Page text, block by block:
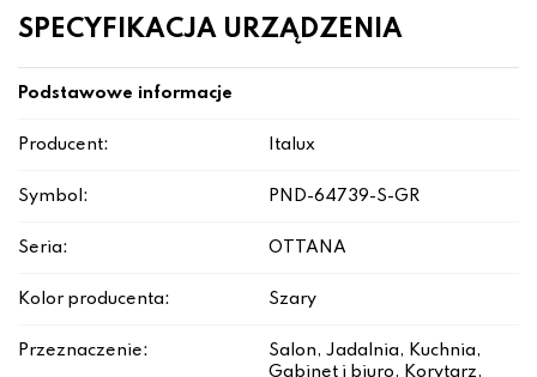
SPECYFIKACJA URZĄDZENIA
Podstawowe informacje
Producent: Italux
Symbol: PND-64739-S-GR
Seria: OTTANA
Kolor producenta: Szary
Przeznaczenie:
Salon, Jadalnia, Kuchnia,
Gabinet i biuro, Korytarz,